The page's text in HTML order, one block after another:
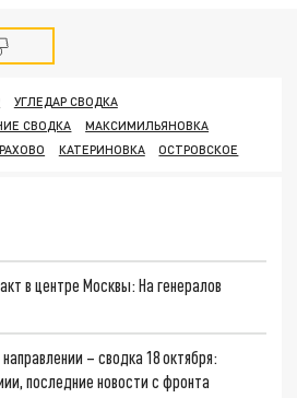
УГЛЕДАР СВОДКА
СВОДКА
МАКСИМИЛЬЯНОВКА
КАТЕРИНОВКА ОСТРОВСКОЕ
в центре Москвы: На генералов
– сводка 18 октября:
последние новости с фронта